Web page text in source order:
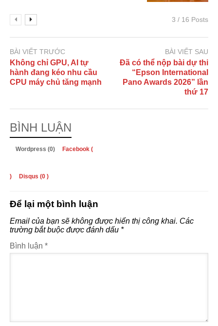
3 / 16 Posts
BÀI VIẾT TRƯỚC
Không chỉ GPU, AI tự
hành đang kéo nhu cầu
CPU máy chủ tăng mạnh
BÀI VIẾT SAU
Đã có thể nộp bài dự thi
“Epson International
Pano Awards 2026” lần
thứ 17
BÌNH LUẬN
Wordpress (0) Facebook (
) Disqus (0 )
Để lại một bình luận
Email của bạn sẽ không được hiển thị công khai. Các
trường bắt buộc được đánh dấu *
Bình luận *